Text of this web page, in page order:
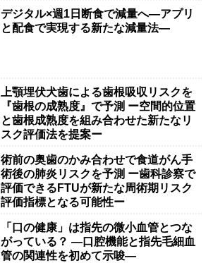
デジタル×週1日断食で減量へ―アプリ
と配食で実現する新たな減量法―
上顎埋伏犬歯による歯根吸収リスクを
『歯根の成熟度』で予測 ー空間的位置
と歯根成熟度を組み合わせた新たなリ
スク評価法を提案ー
術前の奥歯のかみ合わせで食道がん手
術後の肺炎リスクを予測 ー歯科診察で
評価できるFTUが新たな周術期リスク
評価指標となる可能性ー
「口の健康」は指先の微小血管とつな
がっている？ ―口腔機能と指先毛細血
管の関連性を初めて示唆―